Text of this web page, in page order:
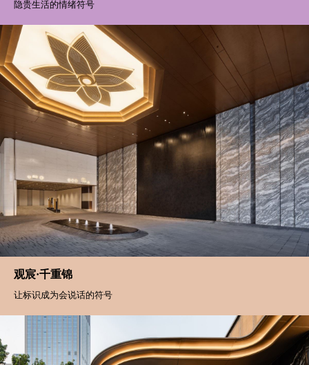
隐贵生活的情绪符号
观宸·千重锦
让标识成为会说话的符号